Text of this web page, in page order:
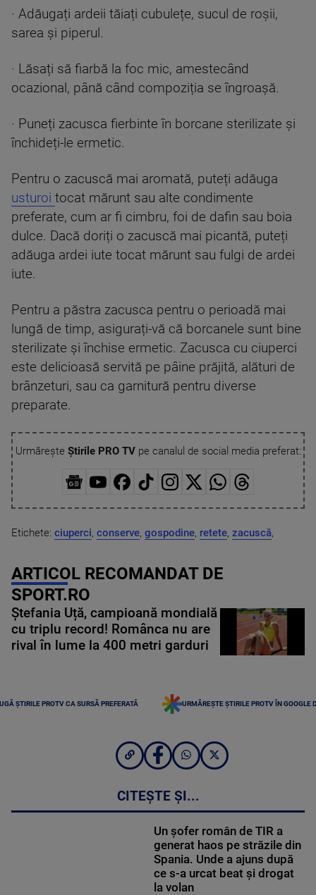
· Adăugați ardeii tăiați cubulețe, sucul de roșii,
sarea și piperul.
· Lăsați să fiarbă la foc mic, amestecând
ocazional, până când compoziția se îngroașă.
· Puneți zacusca fierbinte în borcane sterilizate și
închideți-le ermetic.
Pentru o zacuscă mai aromată, puteți adăuga
usturoi tocat mărunt sau alte condimente
preferate, cum ar fi cimbru, foi de dafin sau boia
dulce. Dacă doriți o zacuscă mai picantă, puteți
adăuga ardei iute tocat mărunt sau fulgi de ardei
iute.
Pentru a păstra zacusca pentru o perioadă mai
lungă de timp, asigurați-vă că borcanele sunt bine
sterilizate și închise ermetic. Zacusca cu ciuperci
este delicioasă servită pe pâine prăjită, alături de
brânzeturi, sau ca garnitură pentru diverse
preparate.
Urmărește Știrile PRO TVpe canalul de social media preferat:
Etichete: ciuperci, conserve, gospodine, retete, zacuscă,
ARTICOL RECOMANDAT DE
SPORT.RO
Ștefania Uță, campioană mondială
cu triplu record! Românca nu are
rival în lume la 400 metri garduri
ȘTIRILE PROTV CA SURSĂ PREFERATĂ URMĂREȘTE ȘTIRILE PROTV ÎN GOOGLE
CITEȘTE ȘI...
Un șofer român de TIR a
generat haos pe străzile din
Spania. Unde a ajuns după
ce s-a urcat beat și drogat
la volan